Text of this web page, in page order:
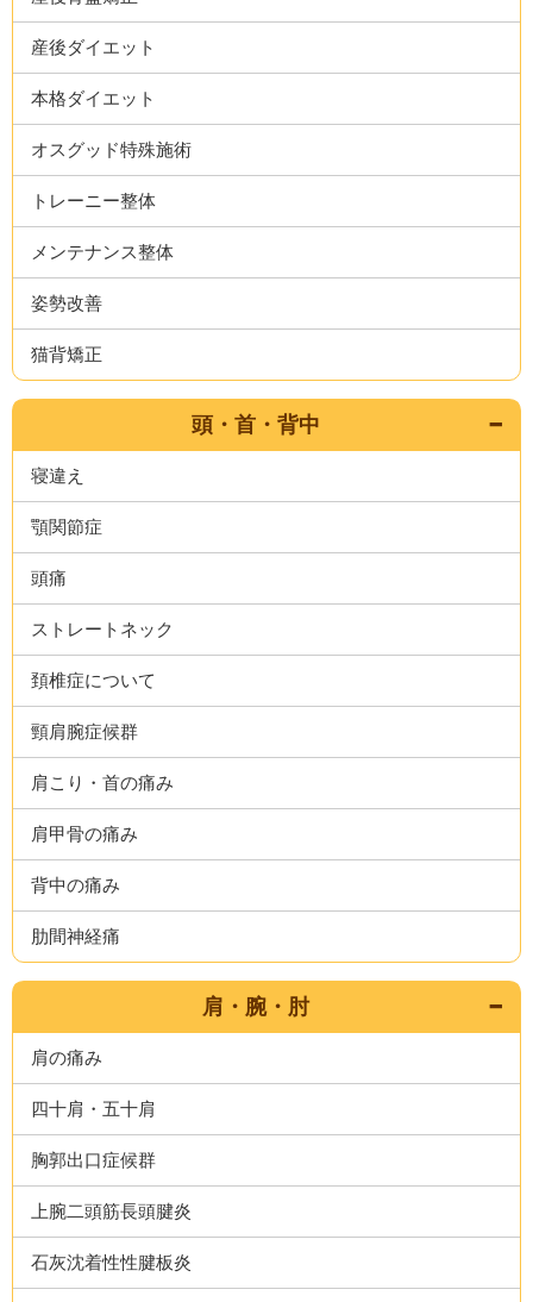
産後ダイエット
本格ダイエット
オスグッド特殊施術
トレーニー整体
メンテナンス整体
姿勢改善
猫背矯正
頭・首・背中
寝違え
顎関節症
頭痛
ストレートネック
頚椎症について
頸肩腕症候群
肩こり・首の痛み
肩甲骨の痛み
背中の痛み
肋間神経痛
肩・腕・肘
肩の痛み
四十肩・五十肩
胸郭出口症候群
上腕二頭筋長頭腱炎
石灰沈着性性腱板炎